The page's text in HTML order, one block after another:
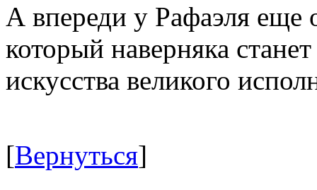
А впереди у Рафаэля еще
который наверняка
искусства великого
[Вернуться]